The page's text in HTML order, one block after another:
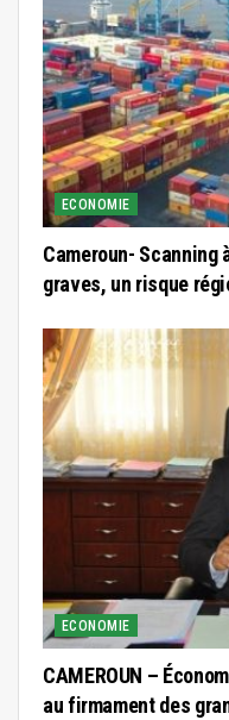
ECONOMIE
Cameroun- Scanning
graves, un risque
ECONOMIE
CAMEROUN –
au firmament des